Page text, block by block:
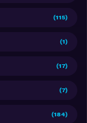
(115)
(1)
(17)
(7)
(184)